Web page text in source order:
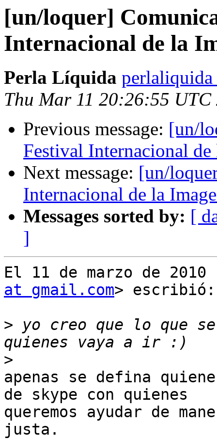
[un/loquer]
Internacional de la
Perla Líquida
Thu Mar 11 20:26:55 UTC
Previous message: [un/
Festival Internacional de
Next message: [un/
Internacional de la
Messages sorted by: [
]
El 11 de marzo de
at gmail.com> escribió:
> yo creo que lo que
>
apenas se defina
de skype con quienes
queremos ayudar de
justa.